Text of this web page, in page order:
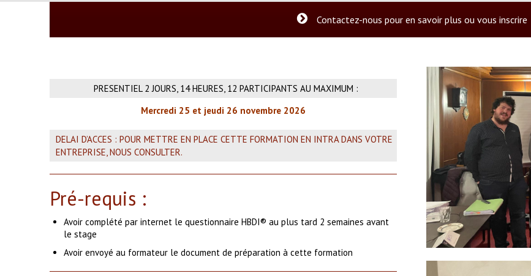
Contactez-nous pour en savoir plus ou vous inscrire
PRESENTIEL 2 JOURS, 14 HEURES, 12 PARTICIPANTS AU MAXIMUM :
Mercredi 25 et jeudi 26 novembre 2026
DELAI D’ACCES : POUR METTRE EN PLACE CETTE FORMATION EN INTRA DANS VOTRE
ENTREPRISE, NOUS CONSULTER.
Pré-requis :
Avoir complété par internet le questionnaire HBDI® au plus tard 2 semaines avant
le stage
Avoir envoyé au formateur le document de préparation à cette formation